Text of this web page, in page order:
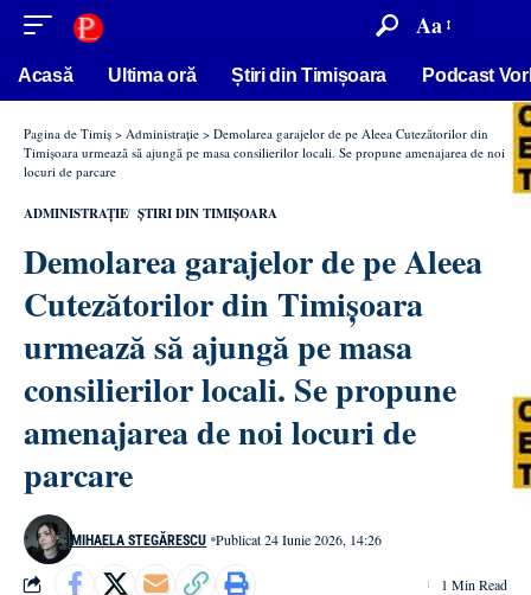
conținut Aa
Acasă Ultima oră Știri din Timișoara Podcast
Pagina de Timiș > Administrație > Demolarea garajelor de pe Aleea Cutezătorilor din
Timișoara urmează să ajungă pe masa consilierilor locali. Se propune amenajarea de noi
locuri de parcare
ADMINISTRAȚIE ȘTIRI DIN TIMIȘOARA
Demolarea garajelor de pe Aleea
Cutezătorilor din Timișoara
urmează să ajungă pe masa
consilierilor locali. Se propune
amenajarea de noi locuri de
parcare
MIHAELA STEGĂRESCU Publicat 24 Iunie 2026, 14:26
1 Min Read